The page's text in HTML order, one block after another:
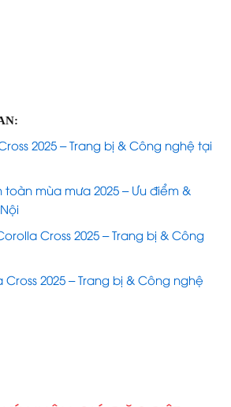
2025 – Trang bị & Công nghệ tại
toàn mùa mưa 2025 – Ưu điểm &
Cross 2025 – Trang bị & Công
2025 – Trang bị & Công nghệ